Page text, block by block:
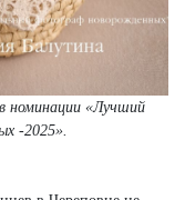
номинации «Лучший
-2025».